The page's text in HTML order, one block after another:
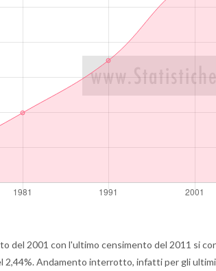
del 2001 con l'ultimo censimento del 2011 si
2,44%. Andamento interrotto, infatti per gli